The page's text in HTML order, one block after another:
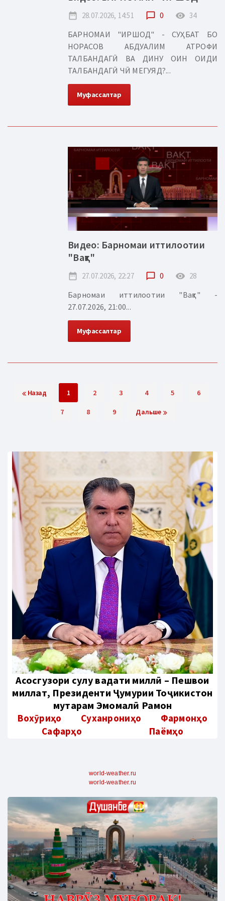
date_range 28.07.2026, 14:51 chat_bubble_outline 0 remove_red_eye 34
БАРНОМАИ "ИРШОД" - СУҲБАТ БО
НОРАСОВ АБДУАЛИМ АТРОФИ
ТАЛБАНДАГӢ ВА ДИНУ ОИН ОИДИ
ТАЛБАНДАГӢ ЧӢ МЕГУЯД?...
Муфассалтар
Видео: Барномаи иттилоотии
"Вақт"
date_range 27.07.2026, 22:27 chat_bubble_outline 0 remove_red_eye 28
Барномаи иттилоотии "Вақт" -
27.07.2026, 21:00...
Муфассалтар
Назад 1 2 3 4 5 6
7 8 9 Дальше
Aсосгузори сулҳу ваҳдати миллӣ – Пешвои
миллат, Президенти Ҷумҳурии Тоҷикистон
муҳтарам Эмомалӣ Раҳмон
Вохӯриҳо Суханрониҳо
Фармонҳо
Сафарҳо
Паёмҳо
world-weather.ru
world-weather.ru